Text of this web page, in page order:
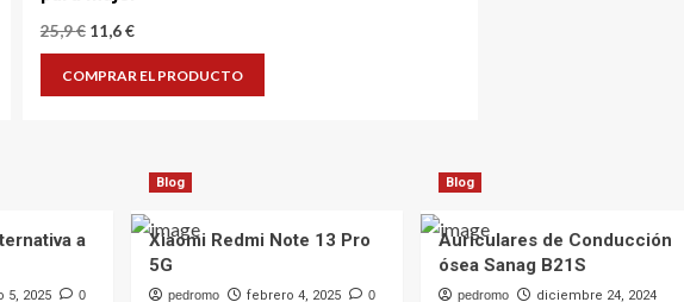
25,9€ El
precio
original
11,6€El
precio
actual
COMPRAR EL PRODUCTO
a
5, 2025 0
Blog
Xiaomi Redmi Note 13 Pro
5G
pedromo febrero 4, 2025 0
Blog
Auriculares de Conducción
ósea Sanag B21S
pedromo diciembre 24, 2024